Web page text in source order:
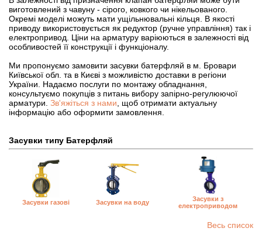
виготовлений з чавуну - сірого, ковкого чи нікельованого.
Окремі моделі можуть мати ущільнювальні кільця. В якості
приводу використовується як редуктор (ручне управління) так і
електропривод. Ціни на арматуру варіюються в залежності від
особливостей її конструкції і функціоналу.
Ми пропонуємо замовити засувки батерфляй в м. Бровари
Київської обл. та в Києві з можливістю доставки в регіони
України. Надаємо послуги по монтажу обладнання,
консультуємо покупців з питань вибору запірно-регулюючої
арматури. Зв'яжіться з нами , щоб отримати актуальну
інформацію або оформити замовлення.
Засувки типу Батерфляй
Засувки газові Засувки на воду
Засувки з
електроприводом
Весь список